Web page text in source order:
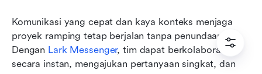
Komunikasi yang cepat dan kaya konteks menjaga
proyek ramping tetap berjalan tanpa penundaan.
Dengan Lark Messenger, tim dapat berkolaborasi
secara instan, mengajukan pertanyaan singkat, dan